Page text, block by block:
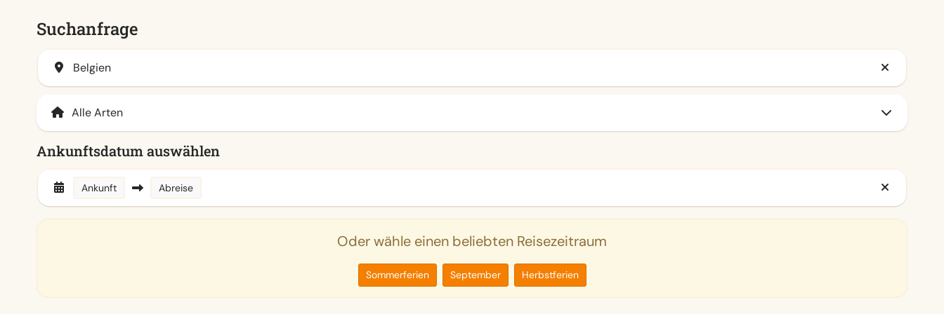
Suchanfrage
Belgien
Ankunftsdatum auswählen
Ankunft Abreise
Oder wähle einen beliebten Reisezeitraum
Sommerferien September Herbstferien